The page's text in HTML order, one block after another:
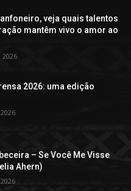
veja quais talentos
mantêm vivo o amor ao
2026: uma edição
– Se Você Me Visse
Ahern)